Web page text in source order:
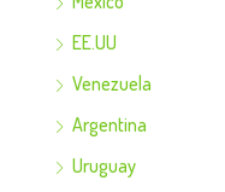
EE.UU
Venezuela
Argentina
Uruguay